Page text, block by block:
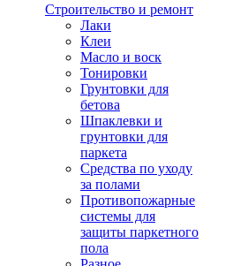
Строительство и ремонт
Лаки
Клеи
Масло и воск
Тонировки
Грунтовки для
бетова
Шпаклевки и
грунтовки для
паркета
Средства по уходу
за полами
Противопожарные
системы для
защиты паркетного
пола